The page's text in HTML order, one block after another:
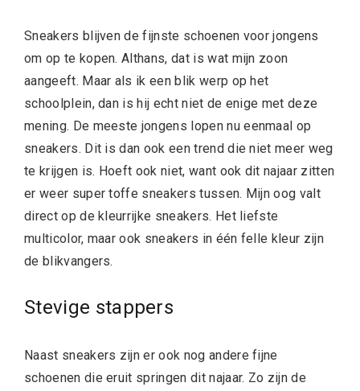
Sneakers blijven de fijnste schoenen voor jongens
om op te kopen. Althans, dat is wat mijn zoon
aangeeft. Maar als ik een blik werp op het
schoolplein, dan is hij echt niet de enige met deze
mening. De meeste jongens lopen nu eenmaal op
sneakers. Dit is dan ook een trend die niet meer weg
te krijgen is. Hoeft ook niet, want ook dit najaar zitten
er weer super toffe sneakers tussen. Mijn oog valt
direct op de kleurrijke sneakers. Het liefste
multicolor, maar ook sneakers in één felle kleur zijn
de blikvangers.
Stevige stappers
Naast sneakers zijn er ook nog andere fijne
schoenen die eruit springen dit najaar. Zo zijn de